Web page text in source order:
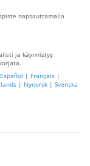
napsauttamalla
ja käynnistyy
Español | Français |
| Nynorsk | Svenska